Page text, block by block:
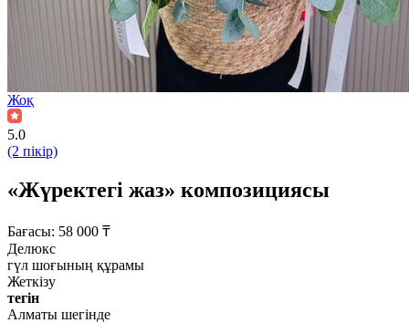
Жоқ
5.0
(2 пікір)
«Жүректегі жаз» композициясы
Бағасы: 58 000 ₸
Делюкс
гүл шоғының құрамы
Жеткізу
тегін
Алматы шегінде